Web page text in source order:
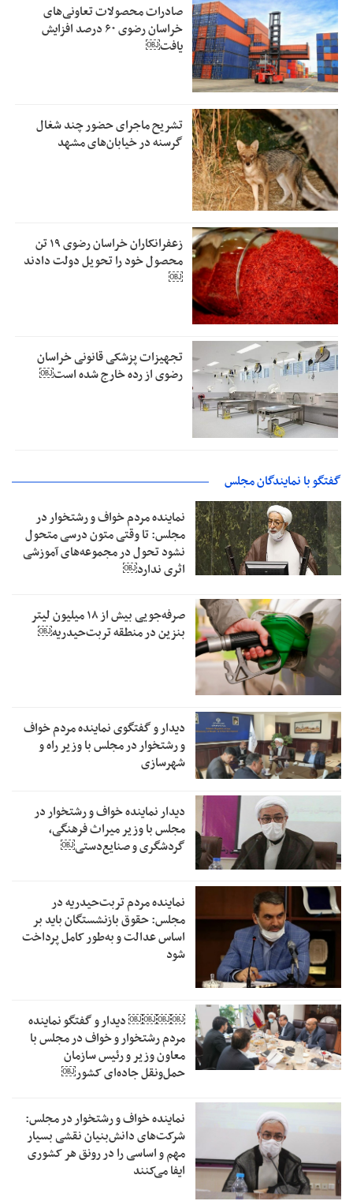
صادرات محصولات تعاونی‌های
خراسان رضوی ۶۰ درصد افزایش
یافت￼
تشریح ماجرای حضور چند شغال
گرسنه در خیابان‌های مشهد
زعفرانکاران خراسان رضوی ۱۹ تن
محصول خود را تحویل دولت دادند
￼
تجهیزات پزشکی قانونی خراسان
رضوی از رده خارج شده است￼
گفتگو با نمایندگان مجلس
نماینده مردم خواف و رشتخوار در
مجلس: تا وقتی متون درسی متحول
نشود تحول در مجموعه‌های آموزشی
اثری ندارد￼
صرفه‌جویی بیش از ۱۸ میلیون لیتر
بنزین در منطقه تربت‌حیدریه￼
دیدار و گفتگوی نماینده مردم خواف
و رشتخوار در مجلس با وزیر راه و
شهرسازی
دیدار نماینده خواف و رشتخوار در
مجلس با وزیر میراث فرهنگی،
گردشگری و صنایع‌دستی￼
نماینده مردم تربت‌حیدریه در
مجلس: حقوق بازنشستگان باید بر
اساس عدالت و به‌طور کامل پرداخت
شود
￼￼￼￼‏ دیدار و گفتگو نماینده
مردم رشتخوار و خواف در مجلس با
معاون وزیر و رئیس سازمان
حمل‌ونقل جاده‌ای کشور￼
نماینده خواف و رشتخوار در مجلس:
شرکت‌های دانش‌بنیان نقشی بسیار
مهم و اساسی را در رونق هر کشوری
ایفا می‌کنند